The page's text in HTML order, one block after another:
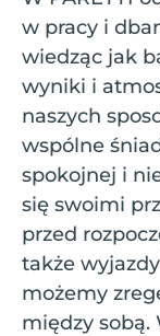
w pracy i
wiedząc jak
wyniki i
naszych
wspólne
spokojnej i
się swoimi
przed
także
możemy
między sobą.